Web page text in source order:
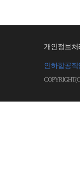
개인정보처
인하항공직